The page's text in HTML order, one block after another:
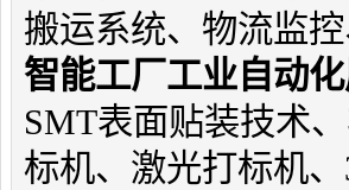
搬运系统、物流监
智能工厂工业自动化
SMT表面贴装技术
标机、激光打标机